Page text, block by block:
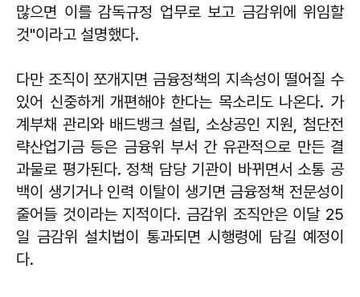
많으면 이를 감독규정 업무로 보고 금감위에 위임할
것"이라고 설명했다.
다만 조직이 쪼개지면 금융정책의 지속성이 떨어질 수
있어 신중하게 개편해야 한다는 목소리도 나온다. 가
계부채 관리와 배드뱅크 설립, 소상공인 지원, 첨단전
략산업기금 등은 금융위 부서 간 유관적으로 만든 결
과물로 평가된다. 정책 담당 기관이 바뀌면서 소통 공
백이 생기거나 인력 이탈이 생기면 금융정책 전문성이
줄어들 것이라는 지적이다. 금감위 조직안은 이달 25
일 금감위 설치법이 통과되면 시행령에 담길 예정이
다.